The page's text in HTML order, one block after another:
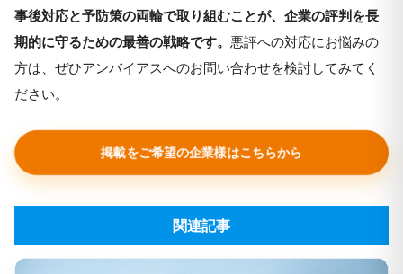
事後対応と予防策の両輪で取り組むことが、企業の評判を長
期的に守るための最善の戦略です。 悪評への対応にお悩みの
方は、ぜひアンバイアスへのお問い合わせを検討してみてく
ださい。
掲載をご希望の企業様はこちらから
関連記事